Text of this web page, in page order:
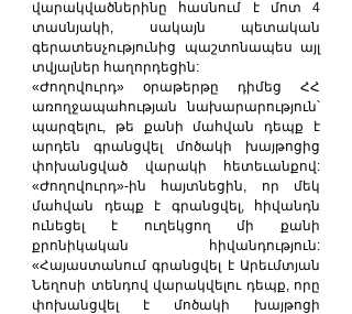
վարակվածներինը հասնում է մոտ 4
տասնյակի, սակայն պետական
գերատեսչությունից պաշտոնապես այլ
տվյալներ հաղորդեցին:
«Ժողովուրդ» օրաթերթը դիմեց ՀՀ
առողջապահության նախարարություն՝
պարզելու, թե քանի մահվան դեպք է
արդեն գրանցվել մոծակի խայթոցից
փոխանցված վարակի հետեւանքով:
«Ժողովուրդ»-ին հայտնեցին, որ մեկ
մահվան դեպք է գրանցվել, հիվանդն
ունեցել է ուղեկցող մի քանի
քրոնիկական հիվանդություն:
«Հայաստանում գրանցվել է Արեւմտյան
Նեղոսի տենդով վարակվելու դեպք, որը
փոխանցվել է մոծակի խայթոցի